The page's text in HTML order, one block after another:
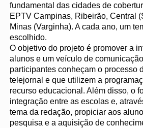
fundamental das cidades de
EPTV Campinas, Ribeirão, Central
Minas (Varginha). A cada ano, um
escolhido.
O objetivo do projeto é promover a
alunos e um veículo de
participantes conheçam o processo
telejornal e que utilizem a
recurso educacional. Além disso, o
integração entre as escolas e,
tema da redação, propiciar aos
pesquisa e a aquisição de